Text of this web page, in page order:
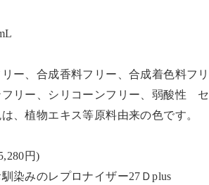
ー、合成香料フリー、合成着色料フリ
フリー、シリコーンフリー、弱酸性 セ
、植物エキス等原料由来の色です。
円)
染みのレプロナイザー27Ｄplus